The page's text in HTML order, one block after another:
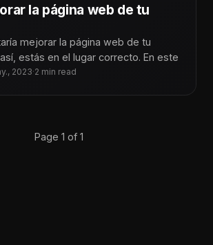
la página web de tu
mejorar la página web de tu
estás en el lugar correcto. En este
2023·2 min read
Page 1 of 1